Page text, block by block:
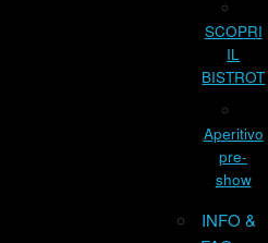
SCOPRI
IL
BISTROT
Aperitivo
pre-
show
INFO &